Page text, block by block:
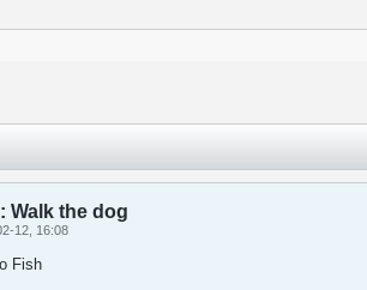
Walk the dog
12, 16:08
Fish